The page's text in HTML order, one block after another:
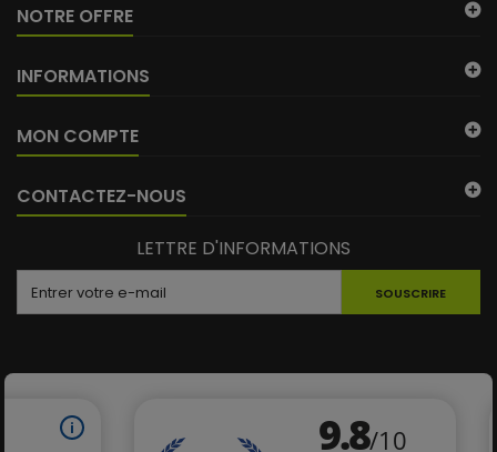
NOTRE OFFRE
INFORMATIONS
MON COMPTE
CONTACTEZ-NOUS
LETTRE D'INFORMATIONS
SOUSCRIRE